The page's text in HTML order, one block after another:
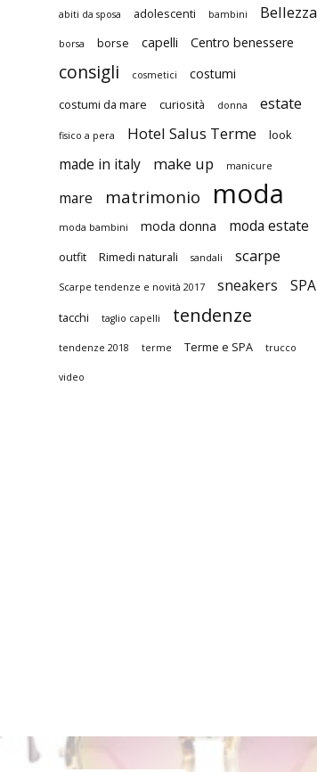
abiti da sposa adolescenti bambini Bellezza
borsa borse capelli Centro benessere
consigli cosmetici costumi
costumi da mare curiosità donna estate
fisico a pera Hotel Salus Terme look
made in italy make up manicure
mare matrimonio moda
moda bambini moda donna moda estate
outfit Rimedi naturali sandali scarpe
Scarpe tendenze e novità 2017 sneakers SPA
tacchi taglio capelli tendenze
tendenze 2018 terme Terme e SPA trucco
video